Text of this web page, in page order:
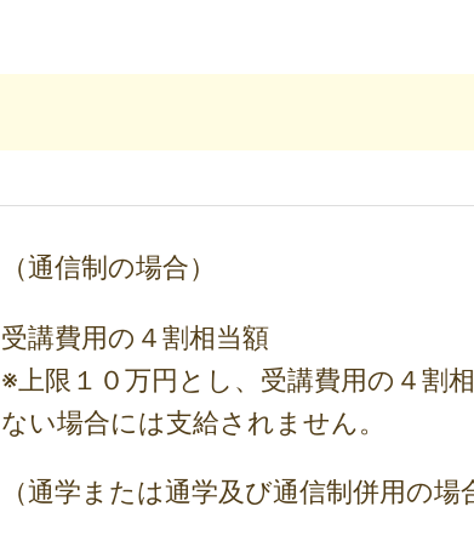
（通信制の場合）
受講費用の４割相当額
※上限１０万円とし、受講費用の４割
ない場合には支給されません。
（通学または通学及び通信制併用の場